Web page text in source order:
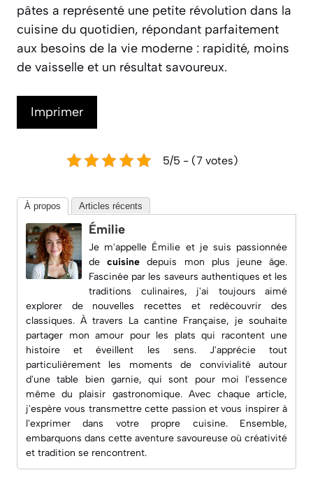
pâtes a représenté une petite révolution dans la
cuisine du quotidien, répondant parfaitement
aux besoins de la vie moderne : rapidité, moins
de vaisselle et un résultat savoureux.
Imprimer
5/5 - (7 votes)
À propos Articles récents
Émilie
Je m'appelle Émilie et je suis passionnée
decuisine depuis mon plus jeune âge.
Fascinée par les saveurs authentiques et les
traditions culinaires, j'ai toujours aimé
explorer de nouvelles recettes et redécouvrir des
classiques. À travers La cantine Française, je souhaite
partager mon amour pour les plats qui racontent une
histoire et éveillent les sens. J'apprécie tout
particulièrement les moments de convivialité autour
d'une table bien garnie, qui sont pour moi l'essence
même du plaisir gastronomique. Avec chaque article,
j'espère vous transmettre cette passion et vous inspirer à
l'exprimer dans votre propre cuisine. Ensemble,
embarquons dans cette aventure savoureuse où créativité
et tradition se rencontrent.